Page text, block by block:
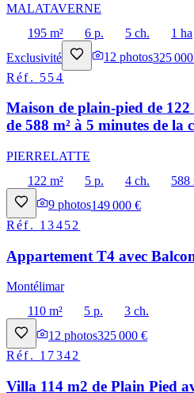
MALATAVERNE
195 m²
6 p. 5 ch.
1 ha
Exclusivité
12 photos325
Réf. 554
Maison de plain-pied de
de 588 m² à 5 minutes de la
PIERRELATTE
122 m²
5 p. 4 ch.
588
9 photos149 000 €
Réf. 13452
Appartement T4 avec
Montélimar
110 m²
5 p.
3 ch.
12 photos325 000 €
Réf. 17342
Villa 114 m2 de Plain Pied